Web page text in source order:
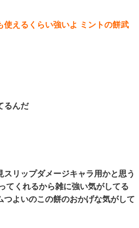
使えるくらい強いよ ミントの餅武
るんだ
スリップダメージキャラ用かと思う
てくれるから雑に強い気がしてる
つよいのこの餅のおかげな気がして